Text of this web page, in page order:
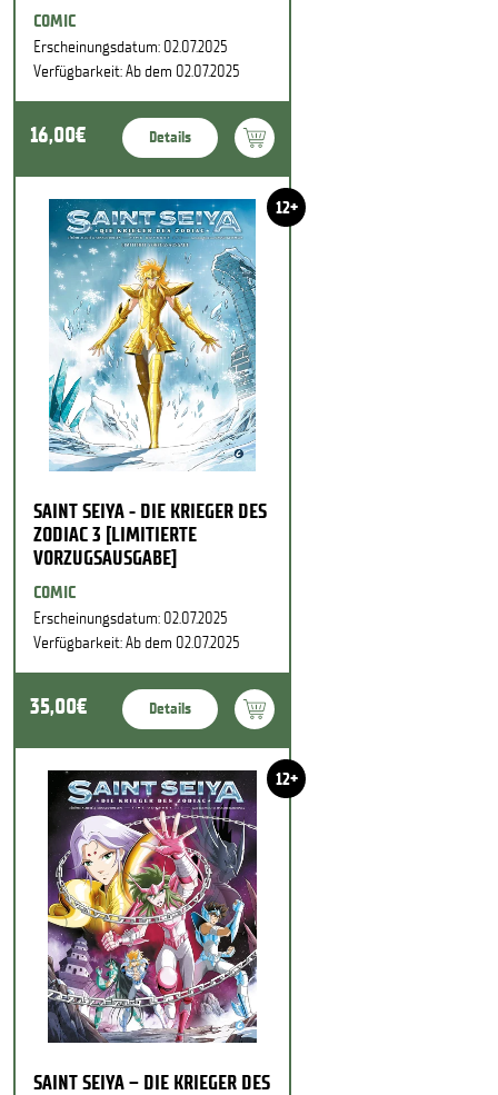
COMIC
Erscheinungsdatum: 02.07.2025
Verfügbarkeit: Ab dem 02.07.2025
16,00€ Details
12+
SAINT SEIYA - DIE KRIEGER DES
ZODIAC 3 [LIMITIERTE
VORZUGSAUSGABE]
COMIC
Erscheinungsdatum: 02.07.2025
Verfügbarkeit: Ab dem 02.07.2025
35,00€ Details
12+
SAINT SEIYA – DIE KRIEGER DES